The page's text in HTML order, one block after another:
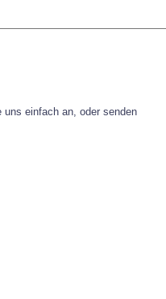
uns einfach an, oder senden